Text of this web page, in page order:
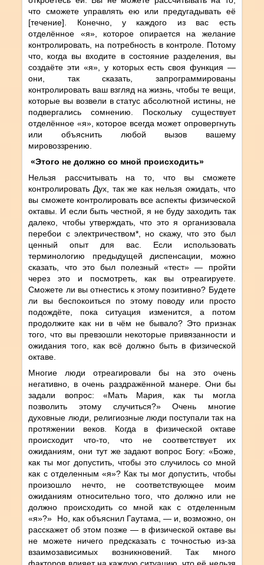
что сможете управлять ею или предугадывать её
[течение]. Конечно, у каждого из вас есть
отделённое «я», которое опирается на желание
контролировать, на потребность в контроле. Потому
что, когда вы входите в состояние разделения, вы
создаёте эти «я», у которых есть своя функция —
они, так сказать, запрограммированы
контролировать ваш взгляд на жизнь, чтобы те вещи,
которые вы возвели в статус абсолютной истины, не
подвергались сомнению. Поскольку существует
отделённое «я», которое всегда может опровергнуть
или объяснить любой вызов вашему
мировоззрению.
«Этого не должно со мной происходить»
Нельзя рассчитывать на то, что вы сможете
контролировать Дух, так же как нельзя ожидать, что
вы сможете контролировать все аспекты физической
октавы. И если быть честной, я не буду заходить так
далеко, чтобы утверждать, что это я организовала
перебои с электричеством*, но скажу, что это был
ценный опыт для вас. Если использовать
терминологию предыдущей диспенсации, можно
сказать, что это был полезный «тест» — пройти
через это и посмотреть, как вы отреагируете.
Сможете ли вы отнестись к этому позитивно? Будете
ли вы беспокоиться по этому поводу или просто
подождёте, пока ситуация изменится, а потом
продолжите как ни в чём не бывало? Это признак
того, что вы превзошли некоторые привязанности и
ожидания того, как всё должно быть в физической
октаве.
Многие люди отреагировали бы на это очень
негативно, в очень раздражённой манере. Они бы
задали вопрос: «Мать Мария, как ты могла
позволить этому случиться?» Очень многие
духовные люди, религиозные люди поступали так на
протяжении веков. Когда в физической октаве
происходит что-то, что не соответствует их
ожиданиям, они тут же задают вопрос Богу: «Боже,
как ты мог допустить, чтобы это случилось со мной
как с отделенным «я»? Как ты мог допустить, чтобы
произошло нечто, не соответствующее моим
ожиданиям относительно того, что должно или не
должно происходить со мной как с отделенным
«я»?» Но, как объяснил Гаутама, — и, возможно, он
расскажет об этом позже — в физической октаве вы
не можете ничего предсказать с точностью из-за
взаимозависимых возникновений. Так много
факторов влияет на каждую ситуацию, что её нельзя